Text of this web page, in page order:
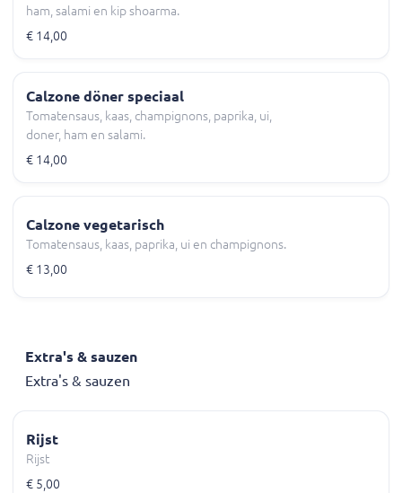
ham, salami en kip shoarma.
€ 14,00
Calzone döner speciaal
Tomatensaus, kaas, champignons, paprika, ui,
doner, ham en salami.
€ 14,00
Calzone vegetarisch
Tomatensaus, kaas, paprika, ui en champignons.
€ 13,00
Extra's & sauzen
Extra's & sauzen
Rijst
Rijst
€ 5,00